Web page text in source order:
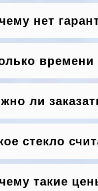
нет
времени
ли
стекло
такие